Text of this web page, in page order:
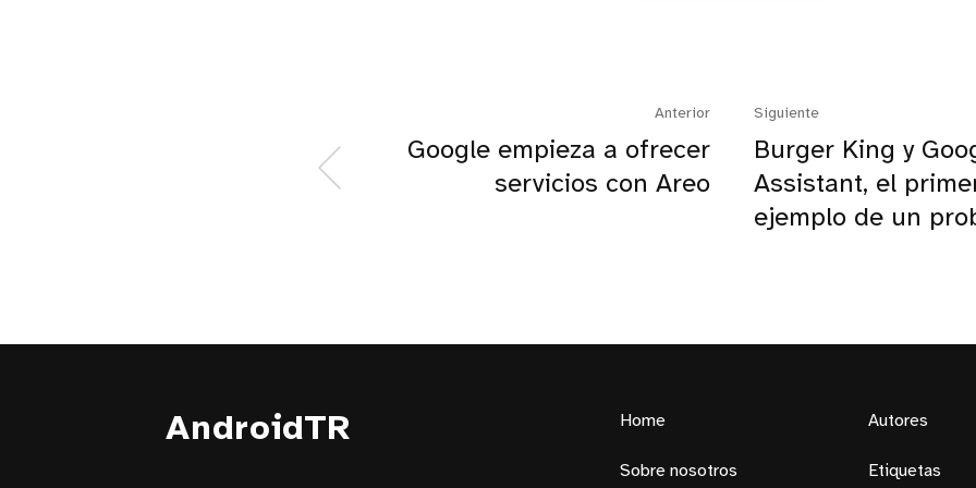
Siguiente
Burger King y
Assistant, el
ejemplo de un
Anterior
Google empieza a ofrecer
servicios con Areo
AndroidTR Home
Sobre nosotros
Autores
Etiquetas